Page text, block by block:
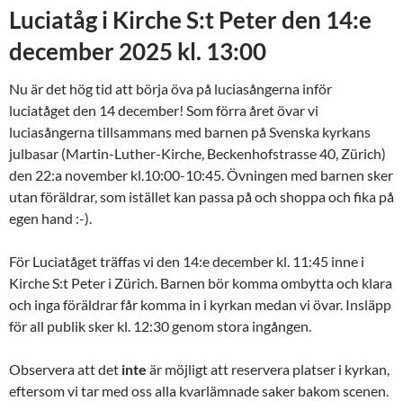
Luciatåg i Kirche S:t Peter den 14:e
december 2025 kl. 13:00
Nu är det hög tid att börja öva på luciasångerna inför
luciatåget den 14 december! Som förra året övar vi
luciasångerna tillsammans med barnen på Svenska kyrkans
julbasar (Martin-Luther-Kirche, Beckenhofstrasse 40, Zürich)
den 22:a november kl.10:00-10:45. Övningen med barnen sker
utan föräldrar, som istället kan passa på och shoppa och fika på
egen hand :-).
För Luciatåget träffas vi den 14:e december kl. 11:45 inne i
Kirche S:t Peter i Zürich. Barnen bör komma ombytta och klara
och inga föräldrar får komma in i kyrkan medan vi övar. Insläpp
för all publik sker kl. 12:30 genom stora ingången.
Observera att det inte är möjligt att reservera platser i kyrkan,
eftersom vi tar med oss alla kvarlämnade saker bakom scenen.